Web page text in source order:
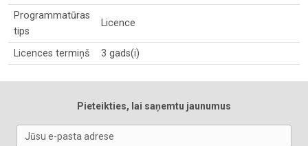
Programmatūras
tips
Licence
Licences termiņš 3 gads(i)
Pieteikties, lai saņemtu jaunumus
Jūsu e-pasta adrese